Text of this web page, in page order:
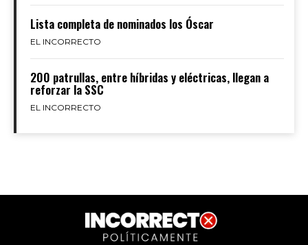
Lista completa de nominados los Óscar
EL INCORRECTO
200 patrullas, entre híbridas y eléctricas, llegan a
reforzar la SSC
EL INCORRECTO